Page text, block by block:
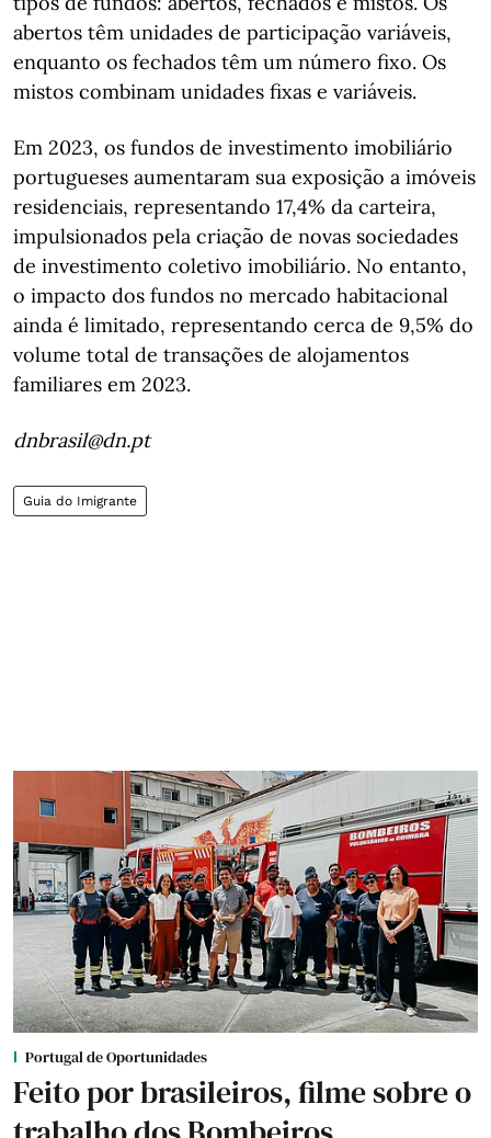
abertos têm unidades de participação variáveis,
enquanto os fechados têm um número fixo. Os
mistos combinam unidades fixas e variáveis.
Em 2023, os fundos de investimento imobiliário
portugueses aumentaram sua exposição a imóveis
residenciais, representando 17,4% da carteira,
impulsionados pela criação de novas sociedades
de investimento coletivo imobiliário. No entanto,
o impacto dos fundos no mercado habitacional
ainda é limitado, representando cerca de 9,5% do
volume total de transações de alojamentos
familiares em 2023.
dnbrasil@dn.pt
Guia do Imigrante
Portugal de Oportunidades
Feito por brasileiros, filme sobre o